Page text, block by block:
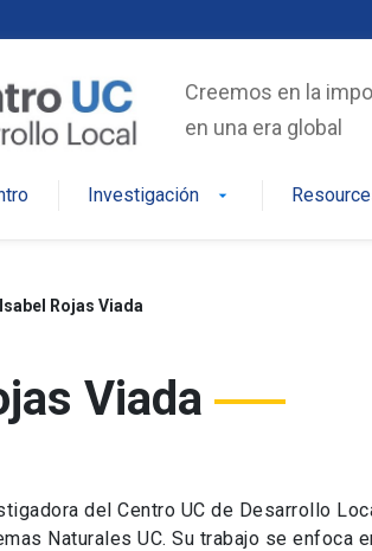
Creemos en la
en una era global
Investigación arrow_drop_down
Isabel Rojas Viada
Viada
del Centro UC de Desarrollo
Naturales UC. Su trabajo se enfoca